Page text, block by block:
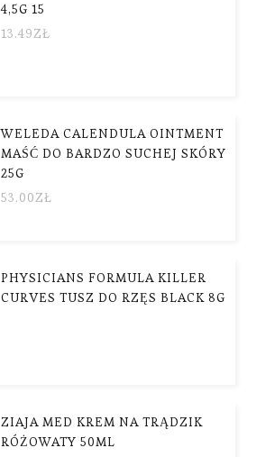
4,5G 15
13.49ZŁ
WELEDA CALENDULA OINTMENT
MAŚĆ DO BARDZO SUCHEJ SKÓRY
25G
53.00ZŁ
PHYSICIANS FORMULA KILLER
CURVES TUSZ DO RZĘS BLACK 8G
ZIAJA MED KREM NA TRĄDZIK
RÓŻOWATY 50ML